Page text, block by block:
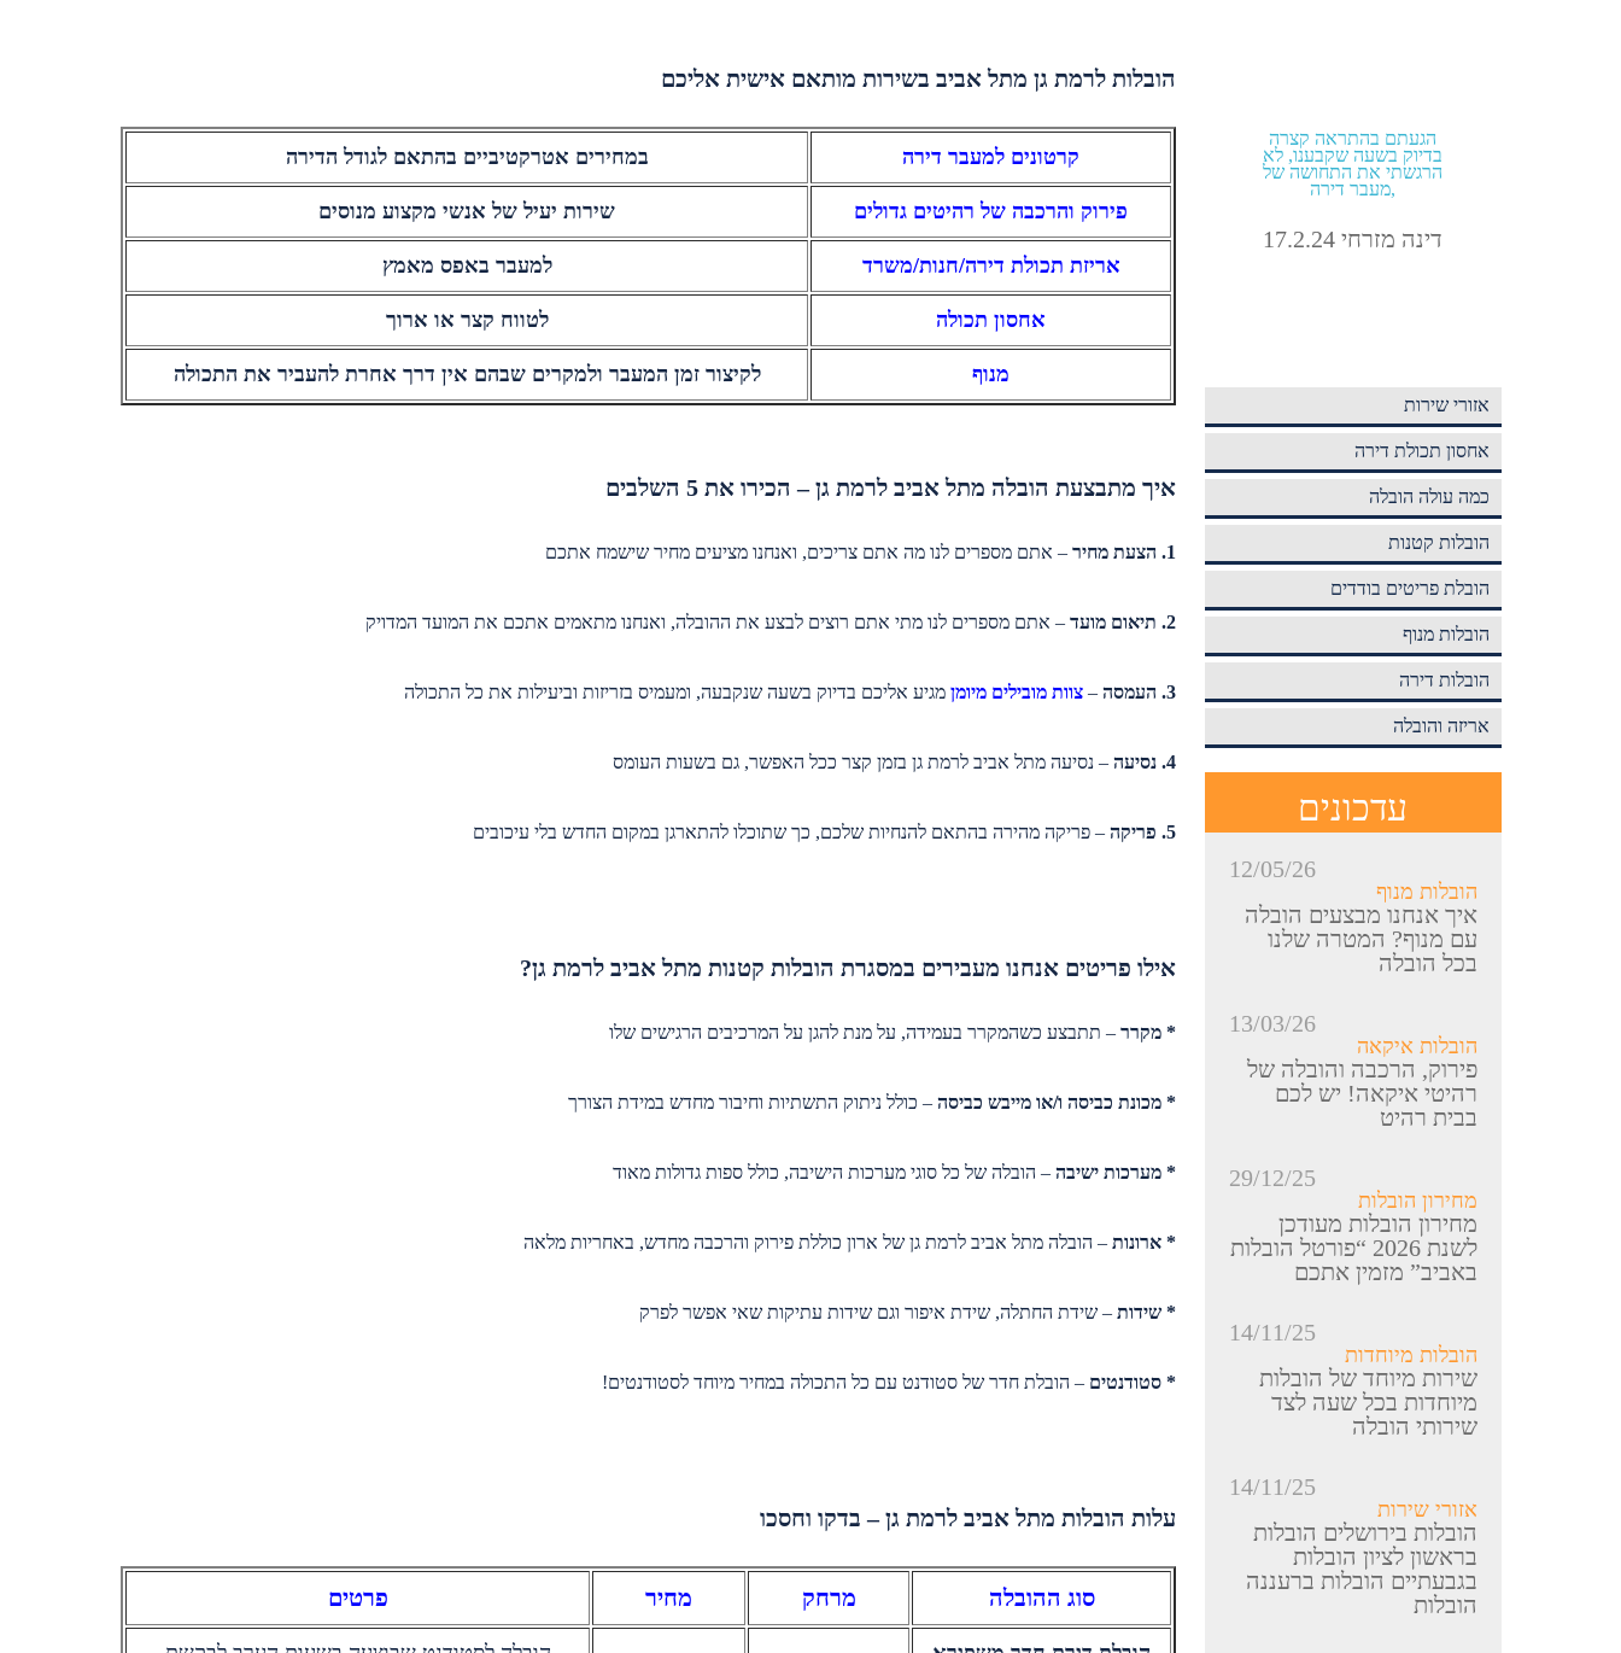
הובלות לרמת גן מתל אביב בשירות מותאם אישית אליכם
קרטונים למעבר דירה במחירים אטרקטיביים בהתאם לגודל הדירה
פירוק והרכבה של רהיטים גדולים שירות יעיל של אנשי מקצוע מנוסים
אריזת תכולת דירה/חנות/משרד למעבר באפס מאמץ
אחסון תכולה לטווח קצר או ארוך
מנוף לקיצור זמן המעבר ולמקרים שבהם אין דרך אחרת להעביר את התכולה
איך מתבצעת הובלה מתל אביב לרמת גן – הכירו את 5 השלבים
1. הצעת מחיר – אתם מספרים לנו מה אתם צריכים, ואנחנו מציעים מחיר שישמח אתכם
2. תיאום מועד – אתם מספרים לנו מתי אתם רוצים לבצע את ההובלה, ואנחנו מתאמים אתכם את המועד המדויק
3. העמסה – צוות מובילים מיומןמגיע אליכם בדיוק בשעה שנקבעה, ומעמיס בזריזות וביעילות את כל התכולה
4. נסיעה – נסיעה מתל אביב לרמת גן בזמן קצר ככל האפשר, גם בשעות העומס
5. פריקה – פריקה מהירה בהתאם להנחיות שלכם, כך שתוכלו להתארגן במקום החדש בלי עיכובים
אילו פריטים אנחנו מעבירים במסגרת הובלות קטנות מתל אביב לרמת גן?
* מקרר– תתבצע כשהמקרר בעמידה, על מנת להגן על המרכיבים הרגישים שלו
* מכונת כביסה ו/או מייבש כביסה– כולל ניתוק התשתיות וחיבור מחדש במידת הצורך
* מערכות ישיבה– הובלה של כל סוגי מערכות הישיבה, כולל ספות גדולות מאוד
* ארונות– הובלה מתל אביב לרמת גן של ארון כוללת פירוק והרכבה מחדש, באחריות מלאה
* שידות– שידת החתלה, שידת איפור וגם שידות עתיקות שאי אפשר לפרק
* סטודנטים – הובלת חדר של סטודנט עם כל התכולה במחיר מיוחד לסטודנטים!
עלות הובלות מתל אביב לרמת גן – בדקו וחסכו
סוג ההובלה מרחק מחיר פרטים
הגעתם בהתראה קצרה
בדיוק בשעה שקבענו, לא
הרגשתי את התחושה של
מעבר דירה,
דינה מזרחי 17.2.24
הזמנתי הובלה מהיום להיום
בתוך תל אביב קיבלתי גם
אזורי שירות
אחסון תכולת דירה
כמה עולה הובלה
הובלות קטנות
הובלת פריטים בודדים
הובלות מנוף
הובלות דירה
אריזה והובלה
עדכונים
12/05/26
הובלות מנוף
איך אנחנו מבצעים הובלה
עם מנוף? המטרה שלנו
בכל הובלה
13/03/26
הובלות איקאה
פירוק, הרכבה והובלה של
רהיטי איקאה! יש לכם
בבית רהיט
29/12/25
מחירון הובלות
מחירון הובלות מעודכן
לשנת 2026 “פורטל הובלות
באביב” מזמין אתכם
14/11/25
הובלות מיוחדות
שירות מיוחד של הובלות
מיוחדות בכל שעה לצד
שירותי הובלה
14/11/25
אזורי שירות
הובלות בירושלים הובלות
בראשון לציון הובלות
בגבעתיים הובלות ברעננה
הובלות